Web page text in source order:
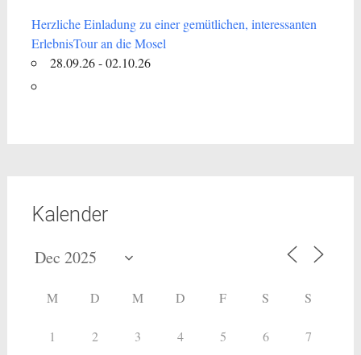
Herzliche Einladung zu einer gemütlichen, interessanten
ErlebnisTour an die Mosel
28.09.26 - 02.10.26
Kalender
M D M D F S S
1 2 3 4 5 6 7